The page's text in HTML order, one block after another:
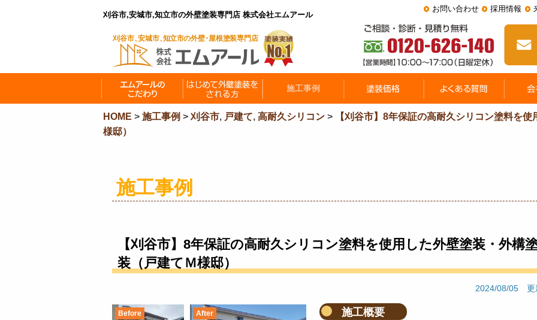
刈谷市,安城市,知立市の外壁塗装専門店 株式会社エムアール
お問い合わせ 採用情報
HOME > 施工事例 > 刈谷市, 戸建て, 高耐久シリコン >
【刈谷市】8年保証の高耐久シリコン塗料を
様邸）
施工事例
【刈谷市】8年保証の高耐久シリコン塗料を使用した外壁塗装・外構
装（戸建てＭ様邸）
2024/08/05 更
Before After 施工概要